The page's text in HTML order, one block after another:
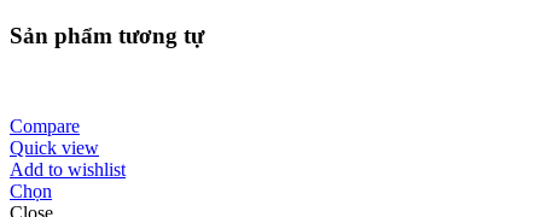
Sản phẩm tương tự
Compare
Quick view
Add to wishlist
Chọn
Close